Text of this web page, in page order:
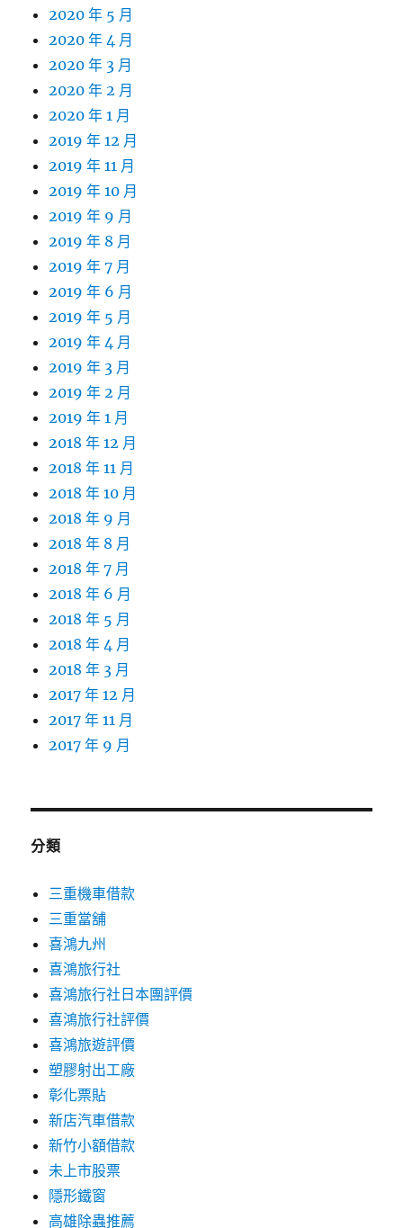
2020 年 5 月
2020 年 4 月
2020 年 3 月
2020 年 2 月
2020 年 1 月
2019 年 12 月
2019 年 11 月
2019 年 10 月
2019 年 9 月
2019 年 8 月
2019 年 7 月
2019 年 6 月
2019 年 5 月
2019 年 4 月
2019 年 3 月
2019 年 2 月
2019 年 1 月
2018 年 12 月
2018 年 11 月
2018 年 10 月
2018 年 9 月
2018 年 8 月
2018 年 7 月
2018 年 6 月
2018 年 5 月
2018 年 4 月
2018 年 3 月
2017 年 12 月
2017 年 11 月
2017 年 9 月
分類
三重機車借款
三重當舖
喜鴻九州
喜鴻旅行社
喜鴻旅行社日本團評價
喜鴻旅行社評價
喜鴻旅遊評價
塑膠射出工廠
彰化票貼
新店汽車借款
新竹小額借款
未上市股票
隱形鐵窗
高雄除蟲推薦